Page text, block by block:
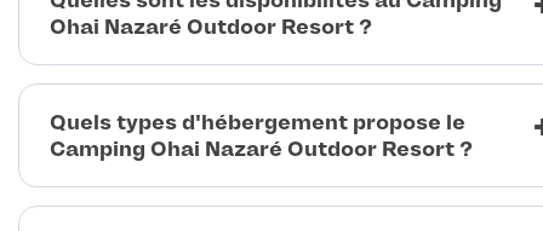
Ohai Nazaré Outdoor Resort ?
Quels types d'hébergement propose le
Camping Ohai Nazaré Outdoor Resort ?